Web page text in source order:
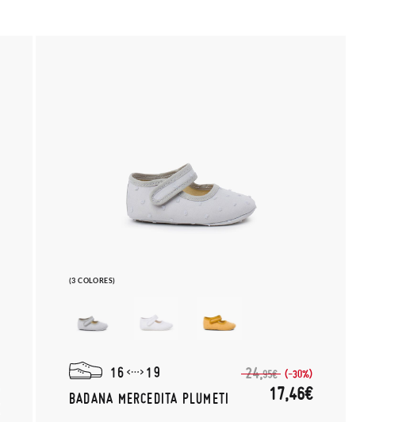
(3 COLORES)
16
19
BADANA MERCEDITA PLUMETI
24,95€ (-30%)
17,46€